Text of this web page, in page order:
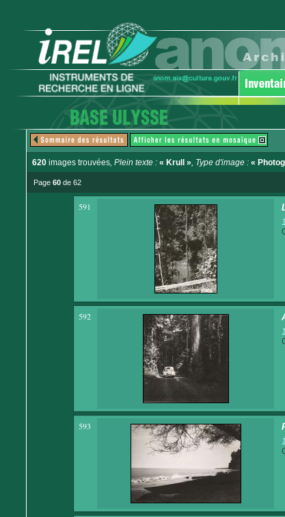
620 images trouvées, Plein texte : « Krull », Type d'image : «
Page 60 de 62
591
592
593